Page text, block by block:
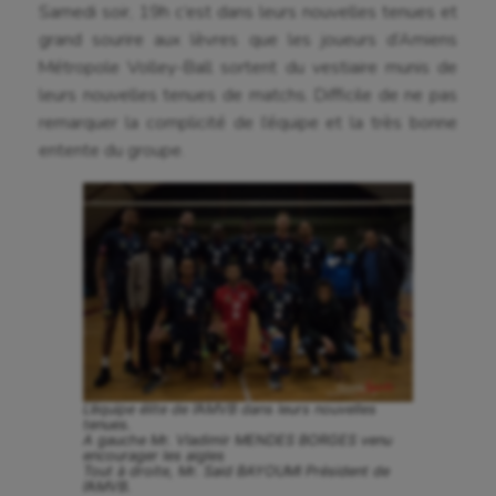
Samedi soir, 19h c’est dans leurs nouvelles tenues et
grand sourire aux lèvres que les joueurs d’Amiens
Métropole Volley-Ball sortent du vestiaire munis de
leurs nouvelles tenues de matchs. Difficile de ne pas
remarquer la complicité de l’équipe et la très bonne
entente du groupe.
L’équipe élite de l’AMVB dans leurs nouvelles
tenues.
A gauche Mr. Vladimir MENDES BORGES venu
encourager les aigles
Tout à droite, Mr. Said BAYOUMI Président de
l’AMVB.